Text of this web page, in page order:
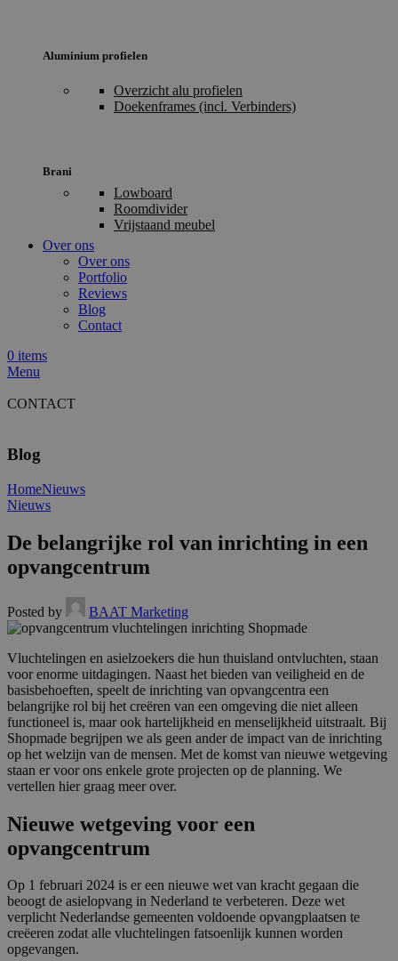
Aluminium profielen
Overzicht alu profielen
Doekenframes (incl. Verbinders)
Brani
Lowboard
Roomdivider
Vrijstaand meubel
Over ons
Over ons
Portfolio
Reviews
Blog
Contact
0 items
Menu
CONTACT
Blog
HomeNieuws
Nieuws
De belangrijke rol van inrichting in een
opvangcentrum
Posted by BAAT Marketing
Vluchtelingen en asielzoekers die hun thuisland ontvluchten, staan
voor enorme uitdagingen. Naast het bieden van veiligheid en de
basisbehoeften, speelt de inrichting van opvangcentra een
belangrijke rol bij het creëren van een omgeving die niet alleen
functioneel is, maar ook hartelijkheid en menselijkheid uitstraalt. Bij
Shopmade begrijpen we als geen ander de impact van de inrichting
op het welzijn van de mensen. Met de komst van nieuwe wetgeving
staan er voor ons enkele grote projecten op de planning. We
vertellen hier graag meer over.
Nieuwe wetgeving voor een
opvangcentrum
Op 1 februari 2024 is er een nieuwe wet van kracht gegaan die
beoogt de asielopvang in Nederland te verbeteren. Deze wet
verplicht Nederlandse gemeenten voldoende opvangplaatsen te
creëeren zodat alle vluchtelingen fatsoenlijk kunnen worden
opgevangen.